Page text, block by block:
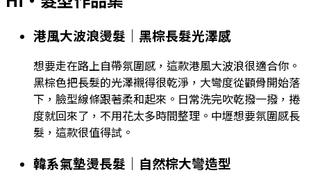
港風大波浪燙髮｜黑棕長髮光澤感
想要走在路上自帶氛圍感，這款港風大波浪很適合你。
黑棕色把長髮的光澤襯得很乾淨，大彎度從顴骨開始落
下，臉型線條跟著柔和起來。日常洗完吹乾撥一撥，捲
度就回來了，不用花太多時間整理。中壢想要氛圍感長
髮，這款很值得試。
韓系氣墊燙長髮｜自然棕大彎造型